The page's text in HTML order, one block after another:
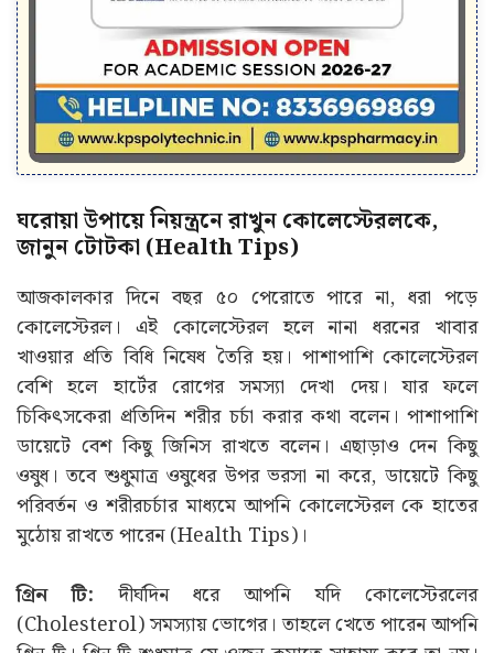
ঘরোয়া উপায়ে নিয়ন্ত্রনে রাখুন কোলেস্টেরলকে,
জানুন টোটকা (Health Tips)
আজকালকার দিনে বছর ৫০ পেরোতে পারে না, ধরা পড়ে
কোলেস্টেরল। এই কোলেস্টেরল হলে নানা ধরনের খাবার
খাওয়ার প্রতি বিধি নিষেধ তৈরি হয়। পাশাপাশি কোলেস্টেরল
বেশি হলে হার্টের রোগের সমস্যা দেখা দেয়। যার ফলে
চিকিৎসকেরা প্রতিদিন শরীর চর্চা করার কথা বলেন। পাশাপাশি
ডায়েটে বেশ কিছু জিনিস রাখতে বলেন। এছাড়াও দেন কিছু
ওষুধ। তবে শুধুমাত্র ওষুধের উপর ভরসা না করে, ডায়েটে কিছু
পরিবর্তন ও শরীরচর্চার মাধ্যমে আপনি কোলেস্টেরল কে হাতের
মুঠোয় রাখতে পারেন (Health Tips)।
গ্ৰিন টি: দীর্ঘদিন ধরে আপনি যদি কোলেস্টেরলের
(Cholesterol) সমস্যায় ভোগের। তাহলে খেতে পারেন আপনি